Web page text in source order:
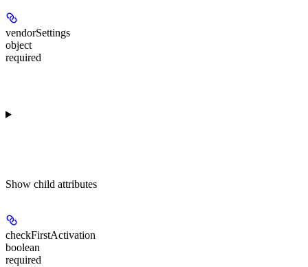
vendorSettings
object
required
Show child attributes
checkFirstActivation
boolean
required